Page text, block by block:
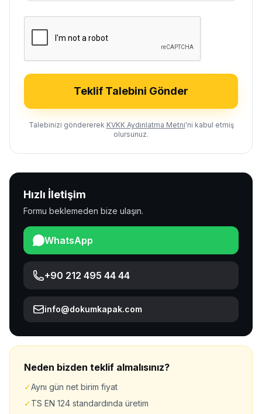
Teklif Talebini Gönder
Talebinizi göndererek KVKK Aydınlatma Metni'ni kabul etmiş
olursunuz.
Hızlı İletişim
Formu beklemeden bize ulaşın.
WhatsApp
+90 212 495 44 44
info@dokumkapak.com
Neden bizden teklif almalısınız?
✓Aynı gün net birim fiyat
✓TS EN 124 standardında üretim